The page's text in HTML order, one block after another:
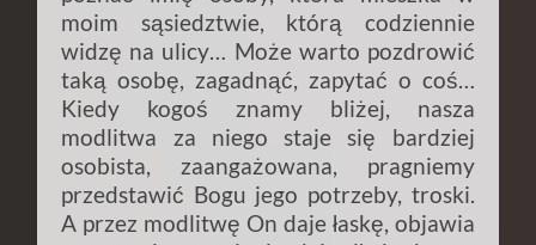
moim sąsiedztwie, którą codziennie
widzę na ulicy… Może warto pozdrowić
taką osobę, zagadnąć, zapytać o coś…
Kiedy kogoś znamy bliżej, nasza
modlitwa za niego staje się bardziej
osobista, zaangażowana, pragniemy
przedstawić Bogu jego potrzeby, troski.
A przez modlitwę On daje łaskę, objawia